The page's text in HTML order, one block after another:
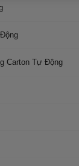
Carton Tự Động